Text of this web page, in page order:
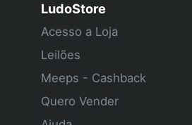
LudoStore
Acesso a Loja
Leilões
Meeps - Cashback
Quero Vender